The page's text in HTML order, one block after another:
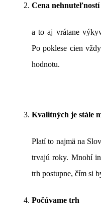
Cena nehnuteľností
a to aj vrátane
Po poklese cien
hodnotu.
Kvalitných je stále
Platí to najmä na
trvajú roky. Mnohí
trh postupne, čím si
Počúvame trh